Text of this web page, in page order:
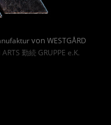
von WESTGÅRD
勤続 GRUPPE e.K.